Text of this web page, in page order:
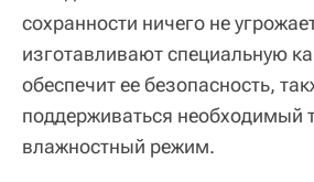
сохранности ничего не
изготавливают специальную
обеспечит ее безопасность,
поддерживаться необходимый
влажностный режим.